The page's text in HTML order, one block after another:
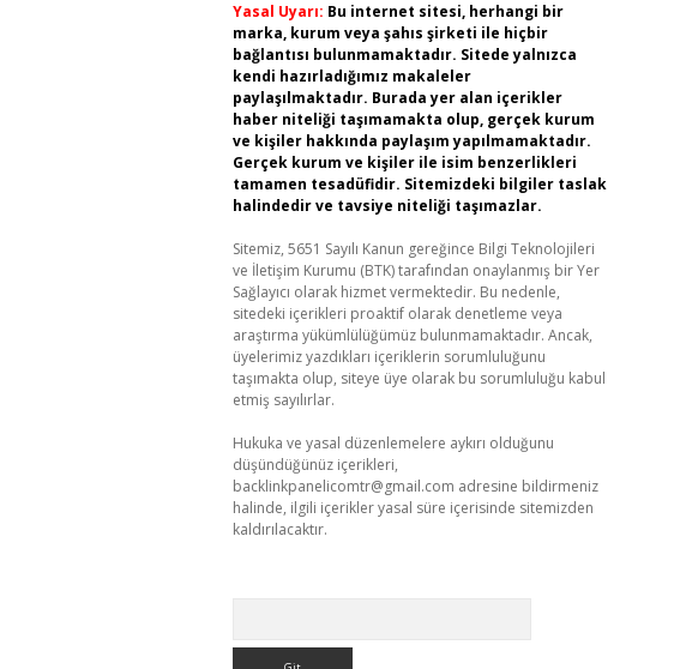
Yasal Uyarı: Bu internet sitesi, herhangi bir
marka, kurum veya şahıs şirketi ile hiçbir
bağlantısı bulunmamaktadır. Sitede yalnızca
kendi hazırladığımız makaleler
paylaşılmaktadır. Burada yer alan içerikler
haber niteliği taşımamakta olup, gerçek kurum
ve kişiler hakkında paylaşım yapılmamaktadır.
Gerçek kurum ve kişiler ile isim benzerlikleri
tamamen tesadüfidir. Sitemizdeki bilgiler taslak
halindedir ve tavsiye niteliği taşımazlar.
Sitemiz, 5651 Sayılı Kanun gereğince Bilgi Teknolojileri
ve İletişim Kurumu (BTK) tarafından onaylanmış bir Yer
Sağlayıcı olarak hizmet vermektedir. Bu nedenle,
sitedeki içerikleri proaktif olarak denetleme veya
araştırma yükümlülüğümüz bulunmamaktadır. Ancak,
üyelerimiz yazdıkları içeriklerin sorumluluğunu
taşımakta olup, siteye üye olarak bu sorumluluğu kabul
etmiş sayılırlar.
Hukuka ve yasal düzenlemelere aykırı olduğunu
düşündüğünüz içerikleri,
backlinkpanelicomtr@gmail.com adresine bildirmeniz
halinde, ilgili içerikler yasal süre içerisinde sitemizden
kaldırılacaktır.